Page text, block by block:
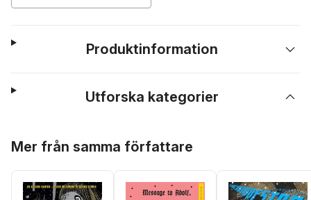
Produktinformation
Utforska kategorier
Mer från samma författare